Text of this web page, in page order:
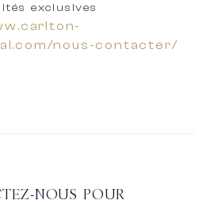
exclusives
nous-contacter/
NOUS POUR